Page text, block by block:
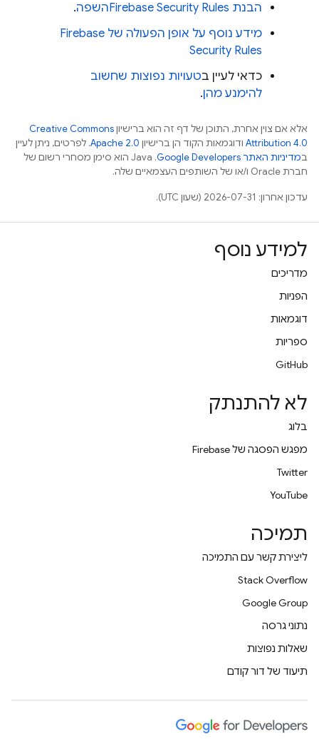
הבנת Firebase Security Rulesהשפה.
מידע נוסף על אופן הפעולה של Firebase
Security Rules
כדאי לעיין בטעויות נפוצות שחשוב
להימנע מהן.
אלא אם צוין אחרת, התוכן של דף זה הוא ברישיוןCreative Commons
Attribution 4.0 ודוגמאות הקוד הן ברישיון Apache 2.0. לפרטים, ניתן לעיין
במדיניות האתר Google Developers‏
.‏ Java הוא סימן מסחרי רשום של
חברת Oracle ו/או של השותפים העצמאיים שלה.
עדכון אחרון: 2026-07-31 (שעון UTC).
למידע נוסף
מדריכים
הפניות
דוגמאות
ספריות
GitHub
לא להתנתק
בלוג
מפגש הפסגה של Firebase
Twitter
YouTube
תמיכה
ליצירת קשר עם התמיכה
Stack Overflow
Google Group
נתוני גרסה
שאלות נפוצות
תיעוד של דור קודם